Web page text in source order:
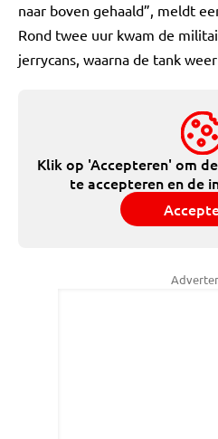
naar boven gehaald”, meldt
Rond twee uur kwam de
jerrycans, waarna de tank
Klik op 'Accepteren' om
te accepteren en de